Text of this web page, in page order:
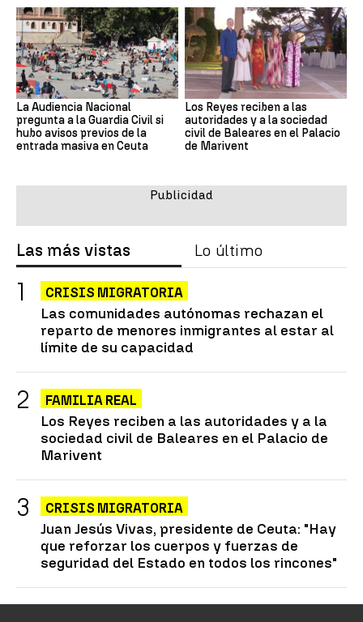
La Audiencia Nacional
pregunta a la Guardia Civil si
hubo avisos previos de la
entrada masiva en Ceuta
Los Reyes reciben a las
autoridades y a la sociedad
civil de Baleares en el Palacio
de Marivent
Las más vistas Lo último
CRISIS MIGRATORIA
Las comunidades autónomas rechazan el
reparto de menores inmigrantes al estar al
límite de su capacidad
FAMILIA REAL
Los Reyes reciben a las autoridades y a la
sociedad civil de Baleares en el Palacio de
Marivent
CRISIS MIGRATORIA
Juan Jesús Vivas, presidente de Ceuta: "Hay
que reforzar los cuerpos y fuerzas de
seguridad del Estado en todos los rincones"